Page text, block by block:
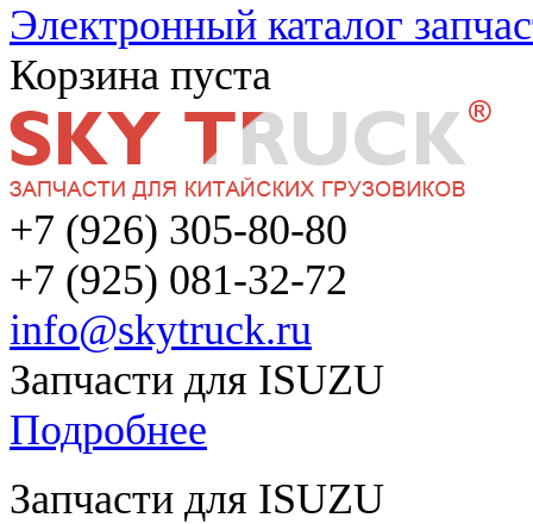
Электронный каталог
Корзина пуста
+7 (926) 305-80-80
+7 (925) 081-32-72
info@skytruck.ru
Запчасти для ISUZU
Подробнее
Запчасти для ISUZU